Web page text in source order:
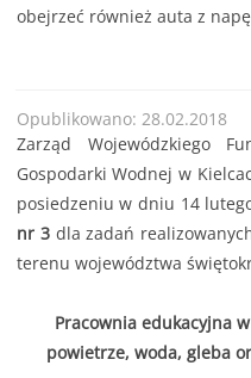
obejrzeć również auta z
Opublikowano: 28.02.2018
Zarząd Wojewódzkiego
Gospodarki Wodnej w
posiedzeniu w dniu 14
nr 3 dla zadań
terenu województwa
Pracownia edukacyjna
powietrze, woda, gleba